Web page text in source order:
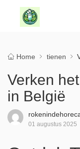
Home tienen
Verken
in België
01 augustus 2025